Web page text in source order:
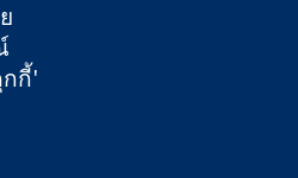
ยนภาษีมูลค่าเพิ่ม GB 718 2127 49
กี้'